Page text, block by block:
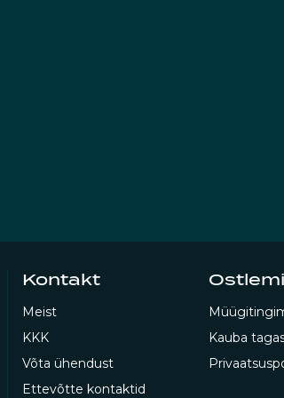
Tähistamaks Piper-Heidsieck sajandat
piiratud kogust „La Cuvée du Centenaire“
Rare Champagne on alati piiratud koguses
teadmised ja ainulaadne kelder
Viimase neljakümne aasta jooksul on Rare
Kontakt
Meist
KKK
Võta ühendust
Ettevõtte kontaktid
Kauba